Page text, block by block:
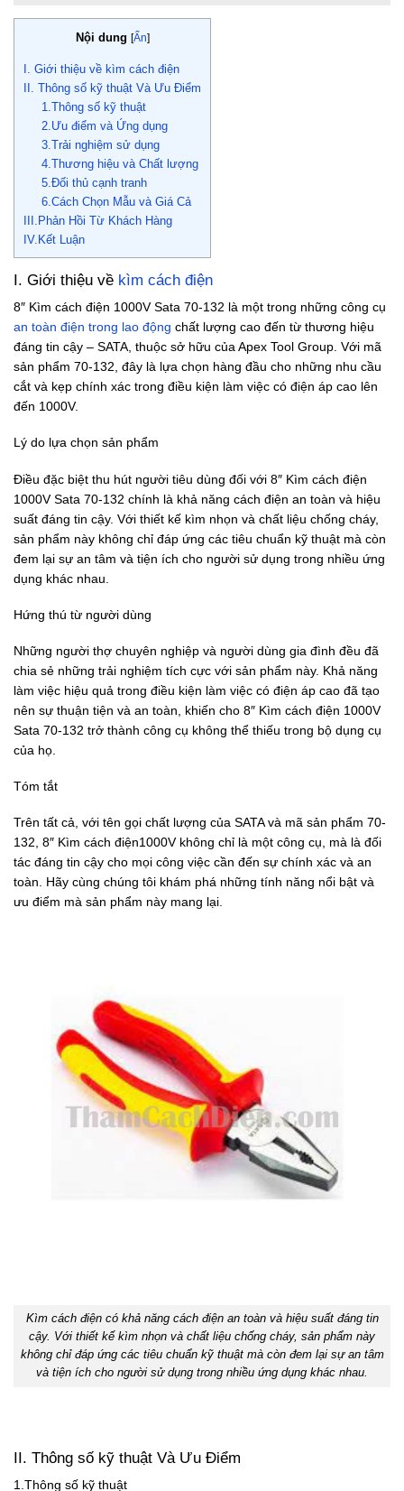
Nội dung [Ẩn]
I. Giới thiệu về kìm cách điện
II. Thông số kỹ thuật Và Ưu Điểm
1.Thông số kỹ thuật
2.Ưu điểm và Ứng dụng
3.Trải nghiệm sử dụng
4.Thương hiệu và Chất lượng
5.Đối thủ cạnh tranh
6.Cách Chọn Mẫu và Giá Cả
III.Phản Hồi Từ Khách Hàng
IV.Kết Luận
I. Giới thiệu về kìm cách điện
8″ Kìm cách điện 1000V Sata 70-132 là một trong những công cụ
an toàn điện trong lao động chất lượng cao đến từ thương hiệu
đáng tin cậy – SATA, thuộc sở hữu của Apex Tool Group. Với mã
sản phẩm 70-132, đây là lựa chọn hàng đầu cho những nhu cầu
cắt và kẹp chính xác trong điều kiện làm việc có điện áp cao lên
đến 1000V.
Lý do lựa chọn sản phẩm
Điều đặc biệt thu hút người tiêu dùng đối với 8″ Kìm cách điện
1000V Sata 70-132 chính là khả năng cách điện an toàn và hiệu
suất đáng tin cậy. Với thiết kế kìm nhọn và chất liệu chống cháy,
sản phẩm này không chỉ đáp ứng các tiêu chuẩn kỹ thuật mà còn
đem lại sự an tâm và tiện ích cho người sử dụng trong nhiều ứng
dụng khác nhau.
Hứng thú từ người dùng
Những người thợ chuyên nghiệp và người dùng gia đình đều đã
chia sẻ những trải nghiệm tích cực với sản phẩm này. Khả năng
làm việc hiệu quả trong điều kiện làm việc có điện áp cao đã tạo
nên sự thuận tiện và an toàn, khiến cho 8″ Kìm cách điện 1000V
Sata 70-132 trở thành công cụ không thể thiếu trong bộ dụng cụ
của họ.
Tóm tắt
Trên tất cả, với tên gọi chất lượng của SATA và mã sản phẩm 70-
132, 8″ Kìm cách điện1000V không chỉ là một công cụ, mà là đối
tác đáng tin cậy cho mọi công việc cần đến sự chính xác và an
toàn. Hãy cùng chúng tôi khám phá những tính năng nổi bật và
ưu điểm mà sản phẩm này mang lại.
Kìm cách điện có khả năng cách điện an toàn và hiệu suất đáng tin
cậy. Với thiết kế kìm nhọn và chất liệu chống cháy, sản phẩm này
không chỉ đáp ứng các tiêu chuẩn kỹ thuật mà còn đem lại sự an tâm
và tiện ích cho người sử dụng trong nhiều ứng dụng khác nhau.
II. Thông số kỹ thuật Và Ưu Điểm
1.Thông số kỹ thuật